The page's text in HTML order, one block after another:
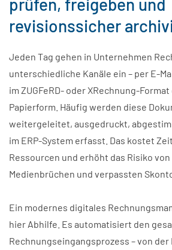
prüfen, freigeben und
revisionssicher
Jeden Tag gehen in Unternehmen
unterschiedliche Kanäle ein – per E-
im ZUGFeRD- oder XRechnung-
Papierform. Häufig werden diese
weitergeleitet, ausgedruckt,
im ERP-System erfasst. Das kostet
Ressourcen und erhöht das Risiko
Medienbrüchen und verpassten
Ein modernes digitales
hier Abhilfe. Es automatisiert den
Rechnungseingangsprozess – von